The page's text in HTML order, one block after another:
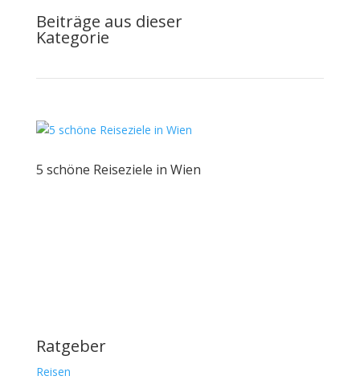
Beiträge aus dieser
Kategorie
5 schöne Reiseziele in Wien
Ratgeber
Reisen